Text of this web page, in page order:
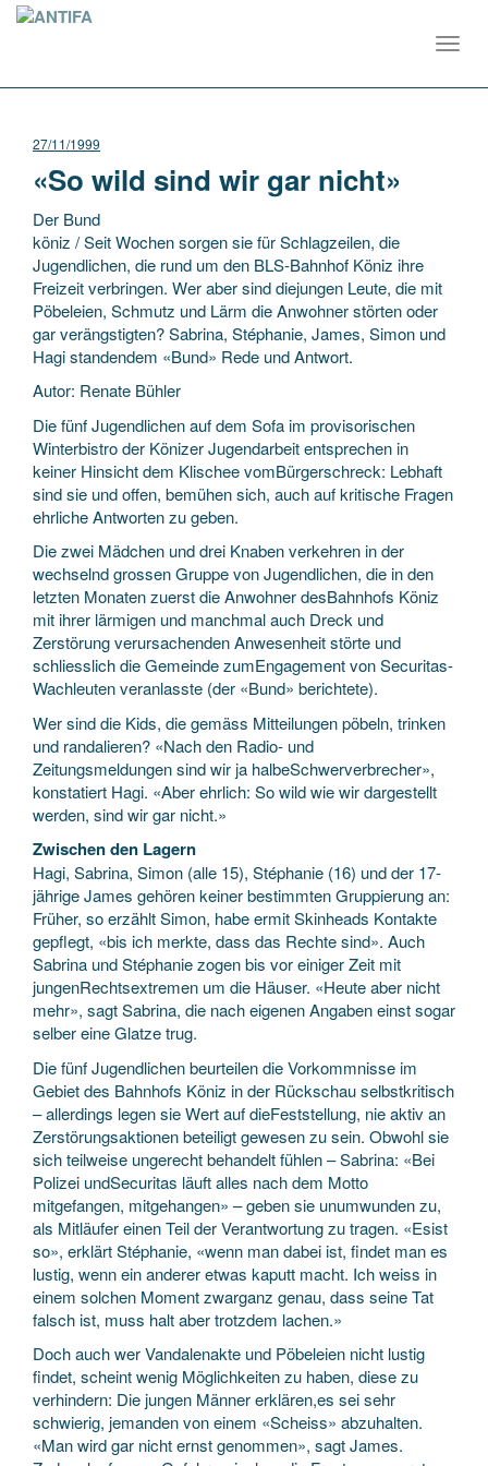
27/11/1999
«So wild sind wir gar nicht»
Der Bund
köniz / Seit Wochen sorgen sie für Schlagzeilen, die
Jugendlichen, die rund um den BLS-Bahnhof Köniz ihre
Freizeit verbringen. Wer aber sind diejungen Leute, die mit
Pöbeleien, Schmutz und Lärm die Anwohner störten oder
gar verängstigten? Sabrina, Stéphanie, James, Simon und
Hagi standendem «Bund» Rede und Antwort.
Autor: Renate Bühler
Die fünf Jugendlichen auf dem Sofa im provisorischen
Winterbistro der Könizer Jugendarbeit entsprechen in
keiner Hinsicht dem Klischee vomBürgerschreck: Lebhaft
sind sie und offen, bemühen sich, auch auf kritische Fragen
ehrliche Antworten zu geben.
Die zwei Mädchen und drei Knaben verkehren in der
wechselnd grossen Gruppe von Jugendlichen, die in den
letzten Monaten zuerst die Anwohner desBahnhofs Köniz
mit ihrer lärmigen und manchmal auch Dreck und
Zerstörung verursachenden Anwesenheit störte und
schliesslich die Gemeinde zumEngagement von Securitas-
Wachleuten veranlasste (der «Bund» berichtete).
Wer sind die Kids, die gemäss Mitteilungen pöbeln, trinken
und randalieren? «Nach den Radio- und
Zeitungsmeldungen sind wir ja halbeSchwerverbrecher»,
konstatiert Hagi. «Aber ehrlich: So wild wie wir dargestellt
werden, sind wir gar nicht.»
Zwischen den Lagern
Hagi, Sabrina, Simon (alle 15), Stéphanie (16) und der 17-
jährige James gehören keiner bestimmten Gruppierung an:
Früher, so erzählt Simon, habe ermit Skinheads Kontakte
gepflegt, «bis ich merkte, dass das Rechte sind». Auch
Sabrina und Stéphanie zogen bis vor einiger Zeit mit
jungenRechtsextremen um die Häuser. «Heute aber nicht
mehr», sagt Sabrina, die nach eigenen Angaben einst sogar
selber eine Glatze trug.
Die fünf Jugendlichen beurteilen die Vorkommnisse im
Gebiet des Bahnhofs Köniz in der Rückschau selbstkritisch
– allerdings legen sie Wert auf dieFeststellung, nie aktiv an
Zerstörungsaktionen beteiligt gewesen zu sein. Obwohl sie
sich teilweise ungerecht behandelt fühlen – Sabrina: «Bei
Polizei undSecuritas läuft alles nach dem Motto
mitgefangen, mitgehangen» – geben sie unumwunden zu,
als Mitläufer einen Teil der Verantwortung zu tragen. «Esist
so», erklärt Stéphanie, «wenn man dabei ist, findet man es
lustig, wenn ein anderer etwas kaputt macht. Ich weiss in
einem solchen Moment zwarganz genau, dass seine Tat
falsch ist, muss halt aber trotzdem lachen.»
Doch auch wer Vandalenakte und Pöbeleien nicht lustig
findet, scheint wenig Möglichkeiten zu haben, diese zu
verhindern: Die jungen Männer erklären,es sei sehr
schwierig, jemanden von einem «Scheiss» abzuhalten.
«Man wird gar nicht ernst genommen», sagt James.